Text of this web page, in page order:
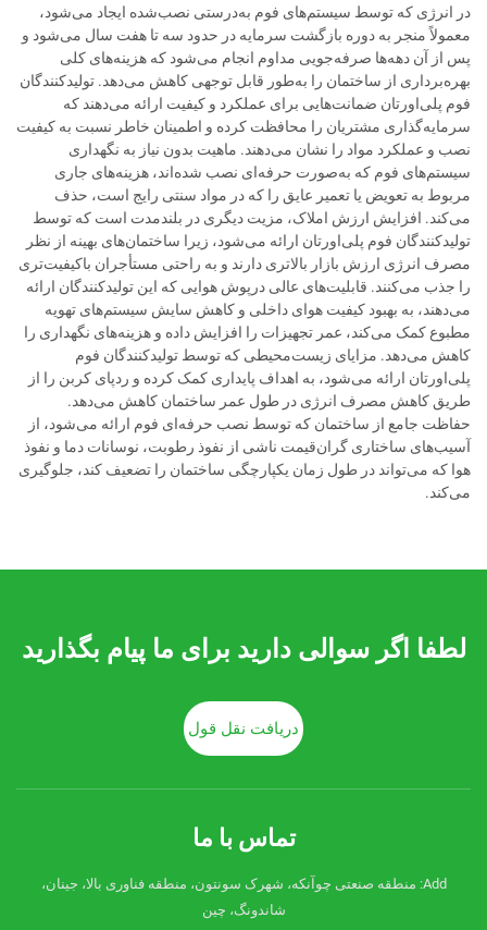
در انرژی که توسط سیستم‌های فوم به‌درستی نصب‌شده ایجاد می‌شود،
معمولاً منجر به دوره بازگشت سرمایه در حدود سه تا هفت سال می‌شود و
پس از آن دهه‌ها صرفه‌جویی مداوم انجام می‌شود که هزینه‌های کلی
بهره‌برداری از ساختمان را به‌طور قابل توجهی کاهش می‌دهد. تولیدکنندگان
فوم پلی‌اورتان ضمانت‌هایی برای عملکرد و کیفیت ارائه می‌دهند که
سرمایه‌گذاری مشتریان را محافظت کرده و اطمینان خاطر نسبت به کیفیت
نصب و عملکرد مواد را نشان می‌دهند. ماهیت بدون نیاز به نگهداری
سیستم‌های فوم که به‌صورت حرفه‌ای نصب شده‌اند، هزینه‌های جاری
مربوط به تعویض یا تعمیر عایق را که در مواد سنتی رایج است، حذف
می‌کند. افزایش ارزش املاک، مزیت دیگری در بلندمدت است که توسط
تولیدکنندگان فوم پلی‌اورتان ارائه می‌شود، زیرا ساختمان‌های بهینه از نظر
مصرف انرژی ارزش بازار بالاتری دارند و به راحتی مستأجران باکیفیت‌تری
را جذب می‌کنند. قابلیت‌های عالی درپوش هوایی که این تولیدکنندگان ارائه
می‌دهند، به بهبود کیفیت هوای داخلی و کاهش سایش سیستم‌های تهویه
مطبوع کمک می‌کند، عمر تجهیزات را افزایش داده و هزینه‌های نگهداری را
کاهش می‌دهد. مزایای زیست‌محیطی که توسط تولیدکنندگان فوم
پلی‌اورتان ارائه می‌شود، به اهداف پایداری کمک کرده و ردپای کربن را از
طریق کاهش مصرف انرژی در طول عمر ساختمان کاهش می‌دهد.
حفاظت جامع از ساختمان که توسط نصب حرفه‌ای فوم ارائه می‌شود، از
آسیب‌های ساختاری گران‌قیمت ناشی از نفوذ رطوبت، نوسانات دما و نفوذ
هوا که می‌تواند در طول زمان یکپارچگی ساختمان را تضعیف کند، جلوگیری
می‌کند.
لطفا اگر سوالی دارید برای ما پیام بگذارید
دریافت نقل قول
تماس با ما
Add: منطقه صنعتی چوآنکه، شهرک سونتون، منطقه فناوری بالا، جینان،
شاندونگ، چین